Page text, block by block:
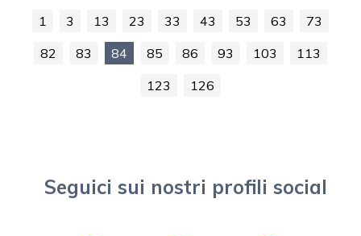
1 3 13 23 33 43 53 63
73
82
83 84 85 86 93 103
113
123
126
Seguici sui nostri profili social